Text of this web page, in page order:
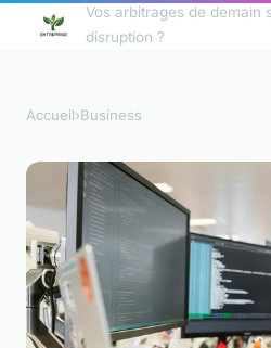
Vos arbitrages de demain
disruption ?
Accueil›Business